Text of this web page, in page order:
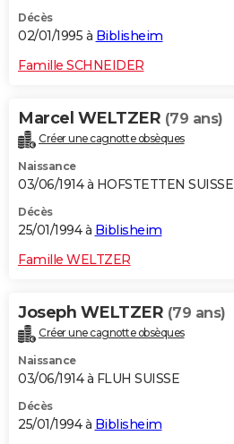
Décès
02/01/1995 à Biblisheim
Famille SCHNEIDER
Marcel WELTZER (79 ans)
Créer une cagnotte obsèques
Naissance
03/06/1914 à HOFSTETTEN SUISSE
Décès
25/01/1994 à Biblisheim
Famille WELTZER
Joseph WELTZER (79 ans)
Créer une cagnotte obsèques
Naissance
03/06/1914 à FLUH SUISSE
Décès
25/01/1994 à Biblisheim